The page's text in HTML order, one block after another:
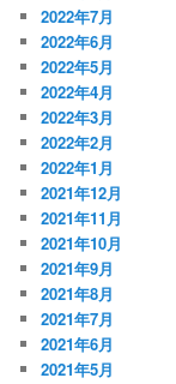
2022年7月
2022年6月
2022年5月
2022年4月
2022年3月
2022年2月
2022年1月
2021年12月
2021年11月
2021年10月
2021年9月
2021年8月
2021年7月
2021年6月
2021年5月